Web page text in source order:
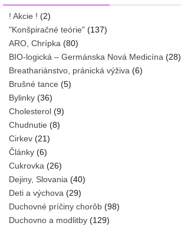
! Akcie ! (2)
"Konšpiračné teórie" (137)
ARO, Chrípka (80)
BIO-logická – Germánska Nová Medicína (28)
Breathariánstvo, pránická výživa (6)
Brušné tance (5)
Bylinky (36)
Cholesterol (9)
Chudnutie (8)
Cirkev (21)
Články (6)
Cukrovka (26)
Dejiny, Slovania (40)
Deti a výchova (29)
Duchovné príčiny chorôb (98)
Duchovno a modlitby (129)